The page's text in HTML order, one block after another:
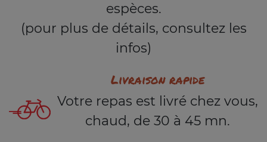
espèces.
(pour plus de détails, consultez les
infos)
Livraison rapide
Votre repas est livré chez vous,
chaud, de 30 à 45 mn.